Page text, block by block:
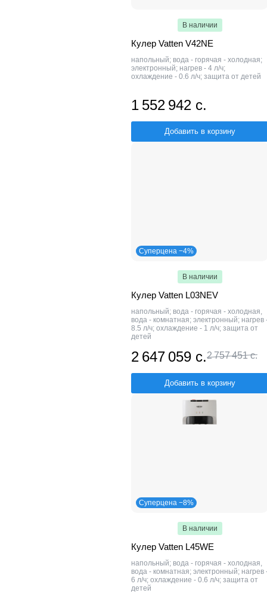
В наличии
Кулер Vatten V42NE
напольный; вода - горячая - холодная;
электронный; нагрев - 4 л/ч;
охлаждение - 0.6 л/ч; защита от детей
1 552 942 с.
Добавить в корзину
Суперцена −4%
В наличии
Кулер Vatten L03NEV
напольный; вода - горячая - холодная,
вода - комнатная; электронный; нагрев
8.5 л/ч; охлаждение - 1 л/ч; защита от
детей
2 647 059 с.2 757 451 с.
Добавить в корзину
Суперцена −8%
В наличии
Кулер Vatten L45WE
напольный; вода - горячая - холодная,
вода - комнатная; электронный; нагрев
6 л/ч; охлаждение - 0.6 л/ч; защита от
детей